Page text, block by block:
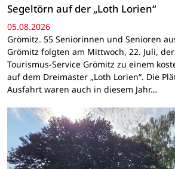
Segeltörn auf der „Loth Lorien“
05.08.2026
Grömitz. 55 Seniorinnen und Senioren
Grömitz folgten am Mittwoch, 22. Juli,
Tourismus-Service Grömitz zu einem
auf dem Dreimaster „Loth Lorien“. Die
Ausfahrt waren auch in diesem Jahr…